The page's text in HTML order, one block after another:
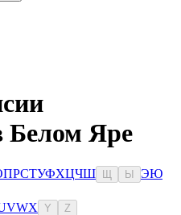
Белом Яре
ПРСТУФХЦЧШ Ы ЭЮ
VWX Y Z